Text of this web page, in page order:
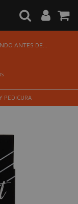
ANTES DE...
PEDICURA